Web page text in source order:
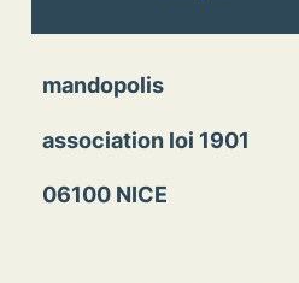
mandopolis
association loi 1901
06100 NICE